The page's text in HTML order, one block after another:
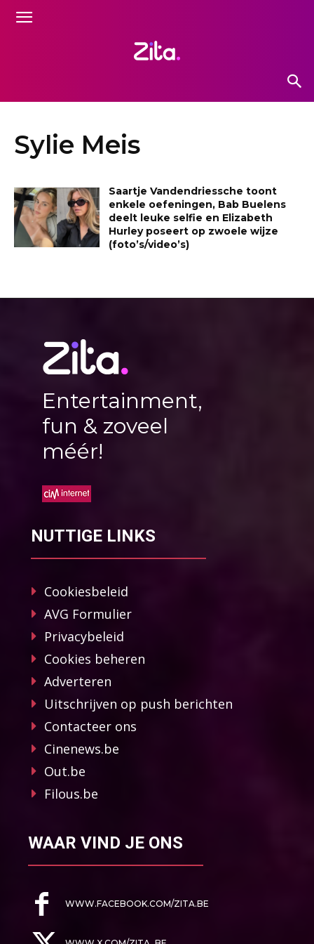
Sylie Meis
Saartje Vandendriessche toont
enkele oefeningen, Bab Buelens
deelt leuke selfie en Elizabeth
Hurley poseert op zwoele wijze
(foto’s/video’s)
Entertainment,
fun & zoveel
méér!
NUTTIGE LINKS
Cookiesbeleid
AVG Formulier
Privacybeleid
Cookies beheren
Adverteren
Uitschrijven op push berichten
Contacteer ons
Cinenews.be
Out.be
Filous.be
WAAR VIND JE ONS
WWW.FACEBOOK.COM/ZITA.BE